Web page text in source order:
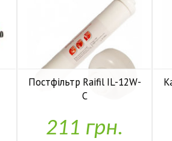
Постфільтр Raifil IL-12W-
C
У наявності
211 грн.